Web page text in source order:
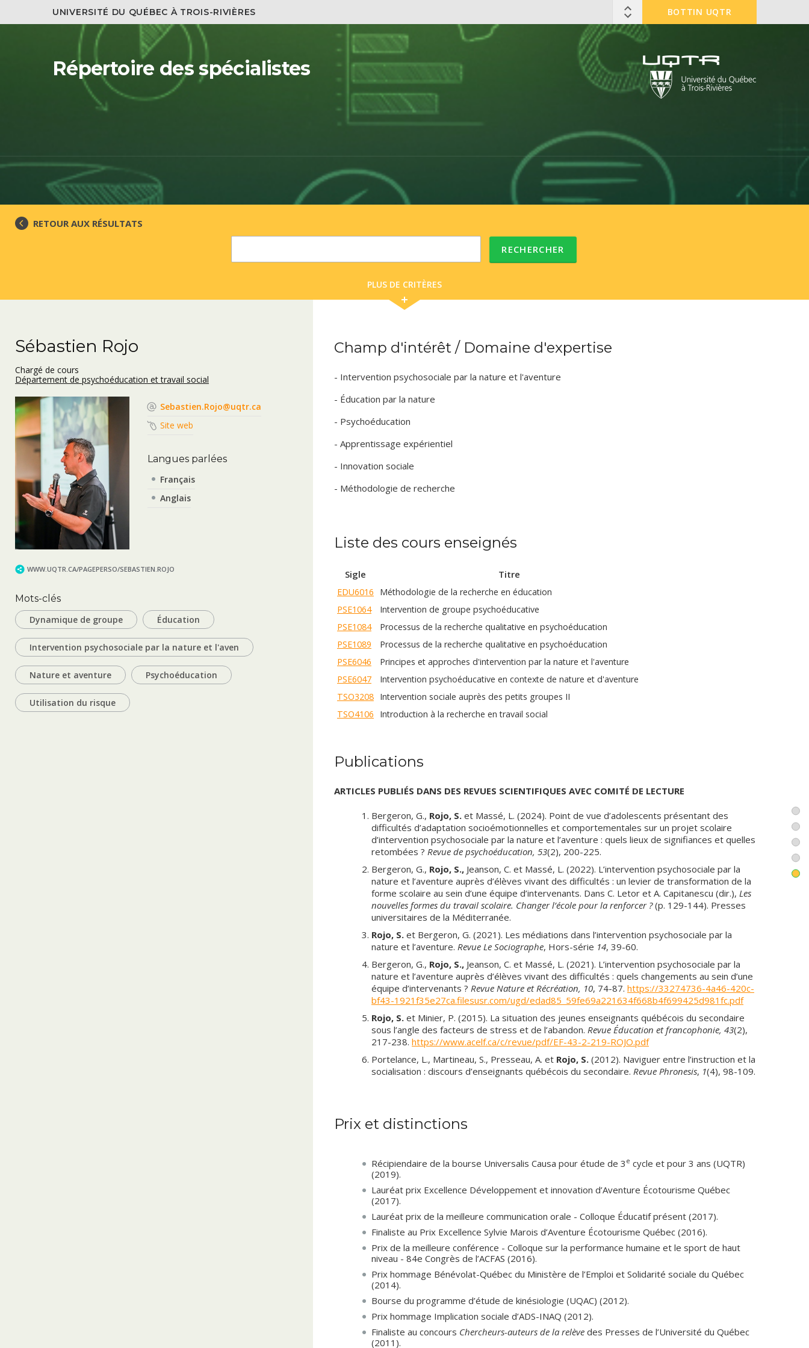
UNIVERSITÉ DU QUÉBEC À TROIS-RIVIÈRES BOTTIN UQTR
Répertoire des spécialistes
RETOUR AUX RÉSULTATS
RECHERCHER
PLUS DE CRITÈRES
Sébastien Rojo
Chargé de cours
Département de psychoéducation et travail social
Sebastien.Rojo@uqtr.ca
Site web
Langues parlées
Français
Anglais
WWW.UQTR.CA/PAGEPERSO/SEBASTIEN.ROJO
Mots-clés
Dynamique de groupe
Éducation
Intervention psychosociale par la nature et l'aven
Nature et aventure Psychoéducation
Utilisation du risque
Champ d'intérêt / Domaine d'expertise
- Intervention psychosociale par la nature et l'aventure
- Éducation par la nature
- Psychoéducation
- Apprentissage expérientiel
- Innovation sociale
- Méthodologie de recherche
Liste des cours enseignés
Sigle Titre
EDU6016
Méthodologie de la recherche en éducation
PSE1064
Intervention de groupe psychoéducative
PSE1084
Processus de la recherche qualitative en psychoéducation
PSE1089
Processus de la recherche qualitative en psychoéducation
PSE6046
Principes et approches d'intervention par la nature et l'aventure
PSE6047
Intervention psychoéducative en contexte de nature et d'aventure
TSO3208 Intervention sociale auprès des petits groupes II
TSO4106
Introduction à la recherche en travail social
Publications
ARTICLES PUBLIÉS DANS DES REVUES SCIENTIFIQUES AVEC COMITÉ DE LECTURE
Bergeron, G., Rojo, S. et Massé, L. (2024). Point de vue d’adolescents présentant des
difficultés d’adaptation socioémotionnelles et comportementales sur un projet scolaire
d’intervention psychosociale par la nature et l’aventure : quels lieux de signifiances et quelles
retombées ? Revue de psychoéducation, 53(2), 200-225.
Bergeron, G., Rojo, S., Jeanson, C. et Massé, L. (2022). L’intervention psychosociale par la
nature et l’aventure auprès d’élèves vivant des difficultés : un levier de transformation de la
forme scolaire au sein d’une équipe d’intervenants. Dans C. Letor et A. Capitanescu (dir.), Les
nouvelles formes du travail scolaire. Changer l’école pour la renforcer ?(p. 129-144). Presses
universitaires de la Méditerranée.
Rojo, S. et Bergeron, G. (2021). Les médiations dans l’intervention psychosociale par la
nature et l’aventure. Revue Le Sociographe, Hors-série 14, 39-60.
Bergeron, G., Rojo, S., Jeanson, C. et Massé, L. (2021). L’intervention psychosociale par la
nature et l’aventure auprès d’élèves vivant des difficultés : quels changements au sein d’une
équipe d’intervenants ? Revue Nature et Récréation, 10, 74-87. https://33274736-4a46-420c-
bf43-1921f35e27ca.filesusr.com/ugd/edad85_59fe69a221634f668b4f699425d981fc.pdf
Rojo, S. et Minier, P. (2015). La situation des jeunes enseignants québécois du secondaire
sous l’angle des facteurs de stress et de l’abandon. Revue Éducation et francophonie, 43(2),
217-238. https://www.acelf.ca/c/revue/pdf/EF-43-2-219-ROJO.pdf
Portelance, L., Martineau, S., Presseau, A. et Rojo, S. (2012). Naviguer entre l’instruction et la
socialisation : discours d’enseignants québécois du secondaire. Revue Phronesis, 1(4), 98-109.
LIVRES PUBLIÉS
processus et pistes d
’action. Québec : Presses de l’université du Québec.
CONTRIBUTIONS À UN OUVRAGE COLLECTIF/CHAPITRE DE LIVRE
Monthuy-Blanc et al. (à paraître).
Santé, boire et manger. L’alimentation en transdisciplinarité
selon les perceptions. JFD Éditions.
Flanagan, T. etRojo, S.(2024). L’autodétermination au centre de la collaboration et du
partenariat. Dans F. Dubé, M.-H. Giguère et F. Kanouté (dir.),
La collaboration et le partenariat
pour le bien-être et la réussite éducative en contexte de diversité (p. 57-78). Québec : Presses de
l’Université du Québec.
et Sénécal, M.-N. et Giguère, M.-H. (2024). La collaboration et le partenariat en milieu
scolaire : la voix des partenaires. Dans F. Dubé, M.-H. Giguère et F. Kanouté (dir.),
collaboration et le partenariat pour le bien-être et la réussite éducative en contexte de diversité
(p. 1-12). Québec : Presses de l’Université du Québec.
Prix et distinctions
Récipiendaire de la bourse Universalis Causa pour étude de 3 e cycle et pour 3 ans (UQTR)
(2019).
Lauréat prix Excellence Développement et innovation d’Aventure Écotourisme Québec
(2017).
Lauréat prix de la meilleure communication orale - Colloque Éducatif présent (2017).
Finaliste au Prix Excellence Sylvie Marois d’Aventure Écotourisme Québec (2016).
Prix de la meilleure conférence - Colloque sur la performance humaine et le sport de haut
niveau - 84e Congrès de l’ACFAS (2016).
Prix hommage Bénévolat-Québec du Ministère de l’Emploi et Solidarité sociale du Québec
(2014).
Bourse du programme d’étude de kinésiologie (UQAC) (2012).
Prix hommage Implication sociale d’ADS-INAQ (2012).
Finaliste au concours Chercheurs-auteurs de la relève des Presses de l’Université du Québec
(2011).